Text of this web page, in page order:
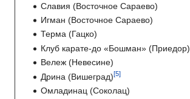
Славия (Восточное Сараево)
Игман (Восточное Сараево)
Терма (Гацко)
Клуб карате-до «Бошман» (Приедор)
Вележ (Невесине)
Дрина (Вишеград)
Омладинац (Соколац)